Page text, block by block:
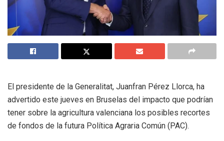
El presidente de la Generalitat, Juanfran Pérez Llorca, ha
advertido este jueves en Bruselas del impacto que podrían
tener sobre la agricultura valenciana los posibles recortes
de fondos de la futura Política Agraria Común (PAC).